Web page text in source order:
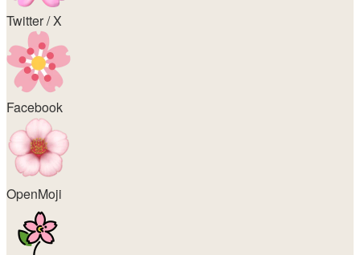
Twitter / X
Facebook
OpenMoji